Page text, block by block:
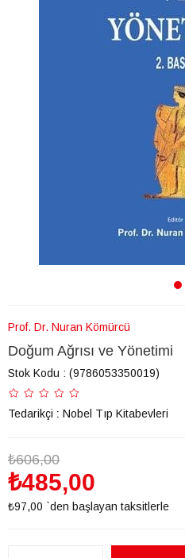
Prof. Dr. Nuran Kömürcü
Doğum Ağrısı ve Yönetimi
Stok Kodu (9786053350019)
Tedarikçi : Nobel Tıp Kitabevleri
₺606,00
₺485,00
₺97,00 `den başlayan taksitlerle